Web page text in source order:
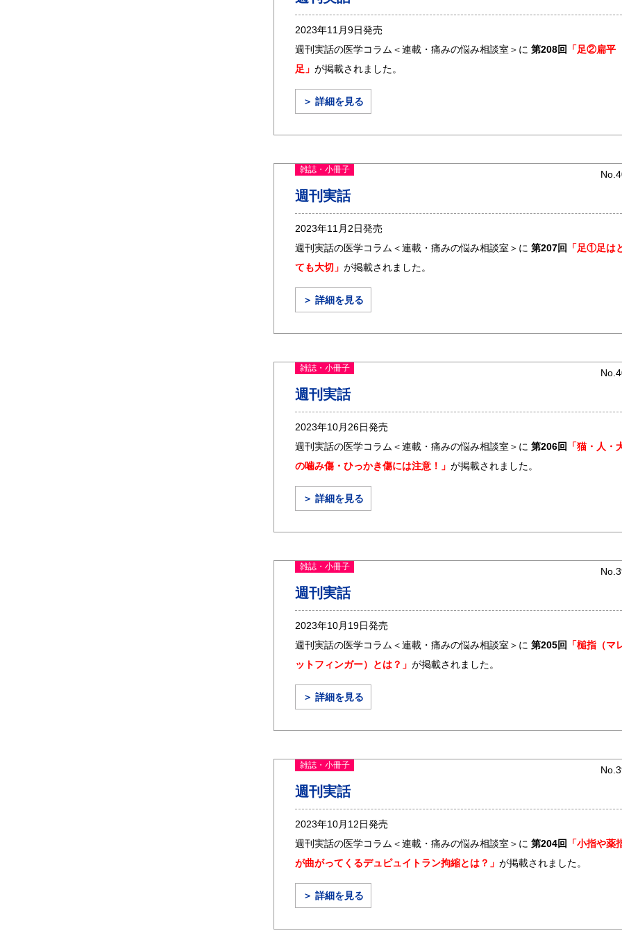
2023年11月9日発売
週刊実話の医学コラム＜連載・痛みの悩み相談室＞に 第208回
「足②扁平
足」 が掲載されました。
＞ 詳細を見る
雑誌・小冊子
週刊実話
2023年11月2日発売
週刊実話の医学コラム＜連載・痛みの悩み相談室＞に 第207回
「足①足は
ても大切」 が掲載されました。
＞ 詳細を見る
雑誌・小冊子
週刊実話
2023年10月26日発売
週刊実話の医学コラム＜連載・痛みの悩み相談室＞に 第206回
「猫・人・
の噛み傷・ひっかき傷には注意！」 が掲載されました。
＞ 詳細を見る
雑誌・小冊子
週刊実話
2023年10月19日発売
週刊実話の医学コラム＜連載・痛みの悩み相談室＞に 第205回
「槌指（マ
ットフィンガー）とは？」 が掲載されました。
＞ 詳細を見る
雑誌・小冊子
週刊実話
2023年10月12日発売
週刊実話の医学コラム＜連載・痛みの悩み相談室＞に 第204回
「小指や薬
が曲がってくるデュピュイトラン拘縮とは？」 が掲載されました。
＞ 詳細を見る